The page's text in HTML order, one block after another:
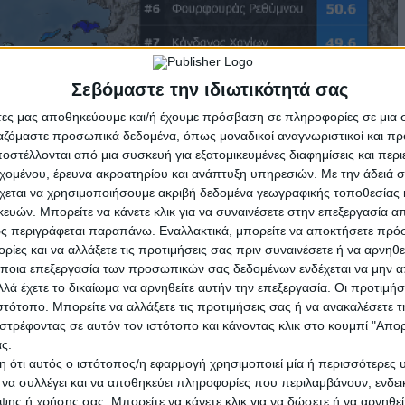
Σεβόμαστε την ιδιωτικότητά σας
μας αποθηκεύουμε και/ή έχουμε πρόσβαση σε πληροφορίες σε
προσωπικά δεδομένα, όπως μοναδικοί αναγνωριστικοί και
από μια συσκευή για εξατομικευμένες διαφημίσεις και
έρευνα ακροατηρίου και ανάπτυξη υπηρεσιών. Με την άδειά
να χρησιμοποιήσουμε ακριβή δεδομένα γεωγραφικής τοποθεσίας
Μπορείτε να κάνετε κλικ για να συναινέσετε στην επεξεργασία
περιγράφεται παραπάνω. Εναλλακτικά, μπορείτε να αποκτήσετε
και να αλλάξετε τις προτιμήσεις σας πριν συναινέσετε ή να
επεξεργασία των προσωπικών σας δεδομένων ενδέχεται να μην
έχετε το δικαίωμα να αρνηθείτε αυτήν την επεξεργασία. Οι
Μπορείτε να αλλάξετε τις προτιμήσεις σας ή να ανακαλέσετε
σε αυτόν τον ιστότοπο και κάνοντας κλικ στο κουμπί
αυτός ο ιστότοπος/η εφαρμογή χρησιμοποιεί μία ή περισσότερες
συλλέγει και να αποθηκεύει πληροφορίες που περιλαμβάνουν,
ή χρήσης σας. Μπορείτε να κάνετε κλικ για να δώσετε ή να
στη Θράκη, στη Μακεδονία, στις Κυκλάδες, στην Κρήτη, στην
μικρού μεγέθους. Μεταφορά Σαχαριανής σκόνης αναμένεται
στην υπόλοιπη Βόρεια Ελλάδα από -2 έως 15-16, στη
βαθμούς, στα νησιά του Βόρειου Αιγαίου από 10 έως 16-17 και
νότιοι-νοτιοδυτικοί άνεμοι με εντάσεις εώς 5-6 μποφόρ και τις
Μακεδονία και τη Θράκη προβλέπονται σποραδικές
βράδυ. Λίγα χιόνια θα πέσουν στα ορεινά της Μακεδονίας.